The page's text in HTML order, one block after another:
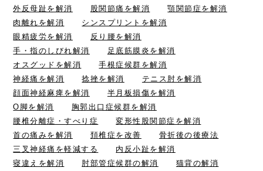
外反母趾を解消
股関節痛を解消
顎関節症を解消
肉離れを解消
シンスプリントを解消
眼精疲労を解消
反り腰を解消
手・指のしびれ解消
足底筋膜炎を解消
オスグッドを解消
手根症候群を解消
神経痛を解消
捻挫を解消
テニス肘を解消
顔面神経麻痺を解消
半月板損傷を解消
O脚を解消
胸郭出口症候群を解消
腰椎分離症・すべり症
変形性股関節症を解消
首の痛みを解消
頚椎症を改善
骨折後の後療法
三叉神経痛を軽減する
内反小趾を解消
寝違えを解消
肘部管症候群の解消
猫背の解消